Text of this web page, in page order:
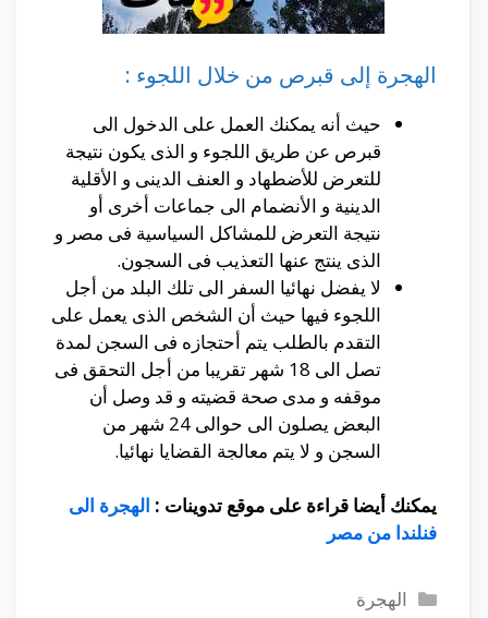
الهجرة إلى قبرص من خلال اللجوء :
حيث أنه يمكنك العمل على الدخول الى
قبرص عن طريق اللجوء و الذى يكون نتيجة
للتعرض للأضطهاد و العنف الدينى و الأقلية
الدينية و الأنضمام الى جماعات أخرى أو
نتيجة التعرض للمشاكل السياسية فى مصر و
الذى ينتج عنها التعذيب فى السجون.
لا يفضل نهائيا السفر الى تلك البلد من أجل
اللجوء فيها حيث أن الشخص الذى يعمل على
التقدم بالطلب يتم أحتجازه فى السجن لمدة
تصل الى 18 شهر تقريبا من أجل التحقق فى
موقفه و مدى صحة قضيته و قد وصل أن
البعض يصلون الى حوالى 24 شهر من
السجن و لا يتم معالجة القضايا نهائيا.
يمكنك أيضا قراءة على موقع تدوينات : الهجرة الى
فنلندا من مصر
التصنيفات
الهجرة